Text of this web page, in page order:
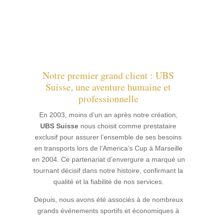
Notre premier grand client : UBS
Suisse, une aventure humaine et
professionnelle
En 2003, moins d’un an après notre création,
UBS Suisse nous choisit comme prestataire
exclusif pour assurer l’ensemble de ses besoins
en transports lors de l’America’s Cup à Marseille
en 2004. Ce partenariat d’envergure a marqué un
tournant décisif dans notre histoire, confirmant la
qualité et la fiabilité de nos services.
Depuis, nous avons été associés à de nombreux
grands événements sportifs et économiques à